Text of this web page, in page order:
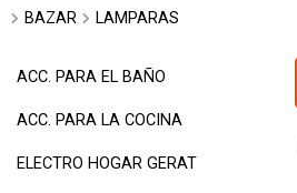
BAZAR LAMPARAS
ACC. PARA EL BAÑO
ACC. PARA LA COCINA
ELECTRO HOGAR GERAT